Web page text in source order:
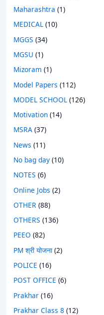
Maharashtra (1)
MEDICAL (10)
MGGS (34)
MGSU (1)
Mizoram (1)
Model Papers (112)
MODEL SCHOOL (126)
Motivation (14)
MSRA (37)
News (11)
No bag day (10)
NOTES (6)
Online Jobs (2)
OTHER (88)
OTHERS (136)
PEEO (82)
PM श्री योजना(2)
POLICE (16)
POST OFFICE (6)
Prakhar (16)
Prakhar Class 8 (12)